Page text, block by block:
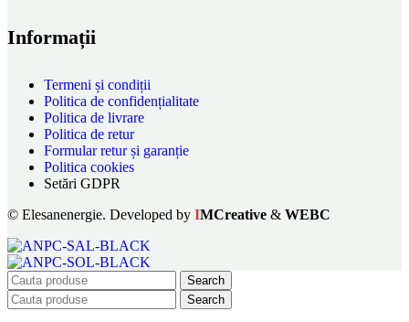
Informații
Termeni și condiții
Politica de confidențialitate
Politica de livrare
Politica de retur
Formular retur și garanție
Politica cookies
Setări GDPR
© Elesanenergie. Developed by IMCreative & WEBC
Search
Search